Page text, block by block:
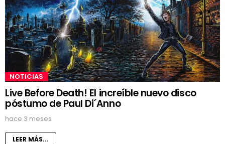
NOTICIAS
Live Before Death! El increíble nuevo disco
póstumo de Paul Di´Anno
hace 3 meses
LEER MÁS...